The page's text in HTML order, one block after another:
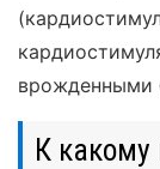
врожденными
К какому